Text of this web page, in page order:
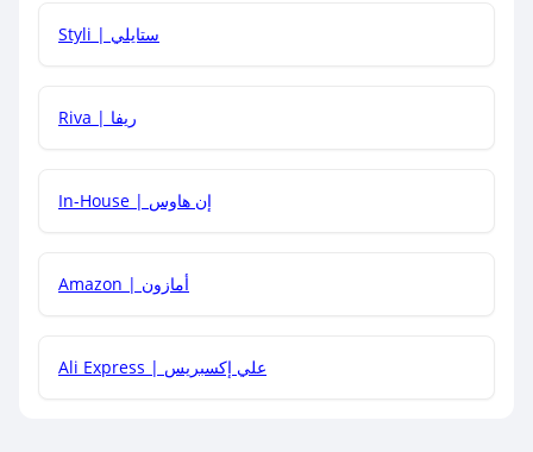
هل يمكنني جمع كود خصم مع العروض الأخرى؟
Styli | ستايلي
Riva | ريفا
In-House | إن هاوس
Amazon | أمازون
Ali Express | علي إكسبريس